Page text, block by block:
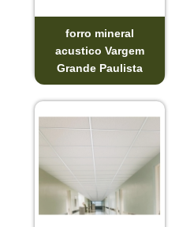
forro mineral
acustico Vargem
Grande Paulista